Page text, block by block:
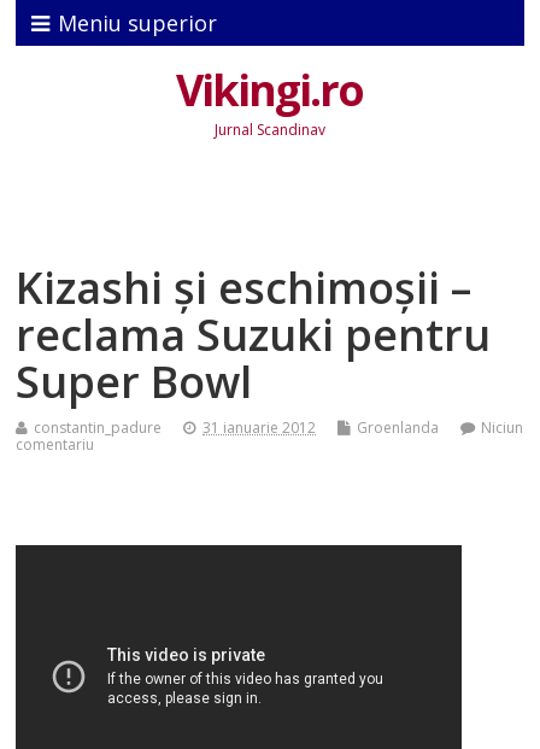
Meniu superior
Vikingi.ro
Jurnal Scandinav
Kizashi şi eschimoşii –
reclama Suzuki pentru
Super Bowl
constantin_padure 31 ianuarie 2012 Groenlanda
Niciun
comentariu